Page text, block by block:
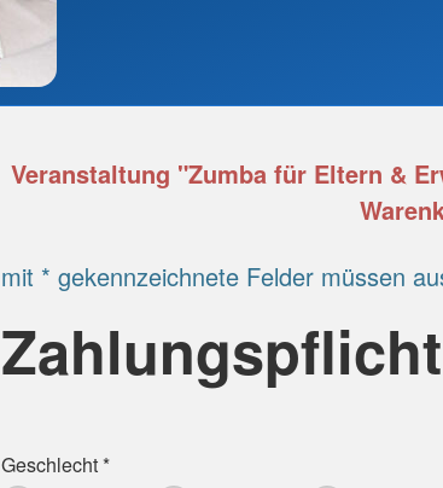
Veranstaltung "Zumba für Eltern &
mit * gekennzeichnete Felder müssen
Geschlecht *